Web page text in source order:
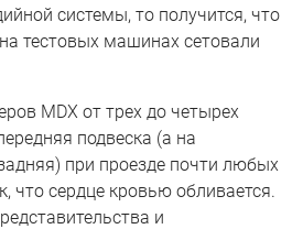
системы, то получится, что
тестовых машинах сетовали
MDX от трех до четырех
подвеска (а на
при проезде почти любых
что сердце кровью обливается.
и